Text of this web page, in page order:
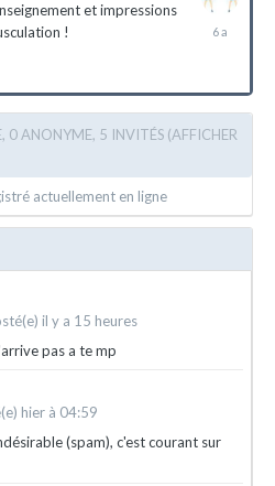
et impressions
!
26
0 ANONYME, 5 INVITÉS (AFFICHER
actuellement en ligne
il y a 15 heures
pas a te mp
hier à 04:59
(spam), c'est courant sur